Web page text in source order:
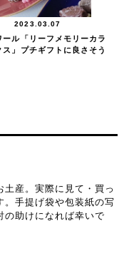
2023.03.07
ール「リーフメモリーカラ
ス」プチギフトに良さそう
産。実際に見て・買っ
。手提げ袋や包装紙の写
の助けになれば幸いで